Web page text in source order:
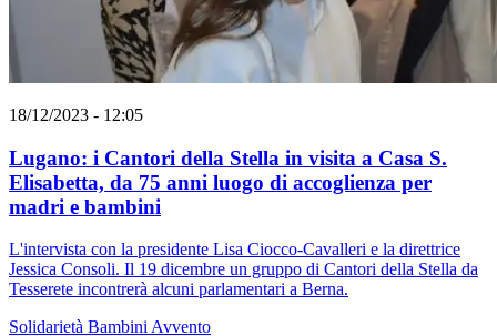
18/12/2023 - 12:05
Lugano: i Cantori della Stella in visita a Casa S.
Elisabetta, da 75 anni luogo di accoglienza per
madri e bambini
L'intervista con la presidente Lisa Ciocco-Cavalleri e la direttrice
Jessica Consoli. Il 19 dicembre un gruppo di Cantori della Stella da
Tesserete incontrerà alcuni parlamentari a Berna.
Solidarietà BambiniAvvento